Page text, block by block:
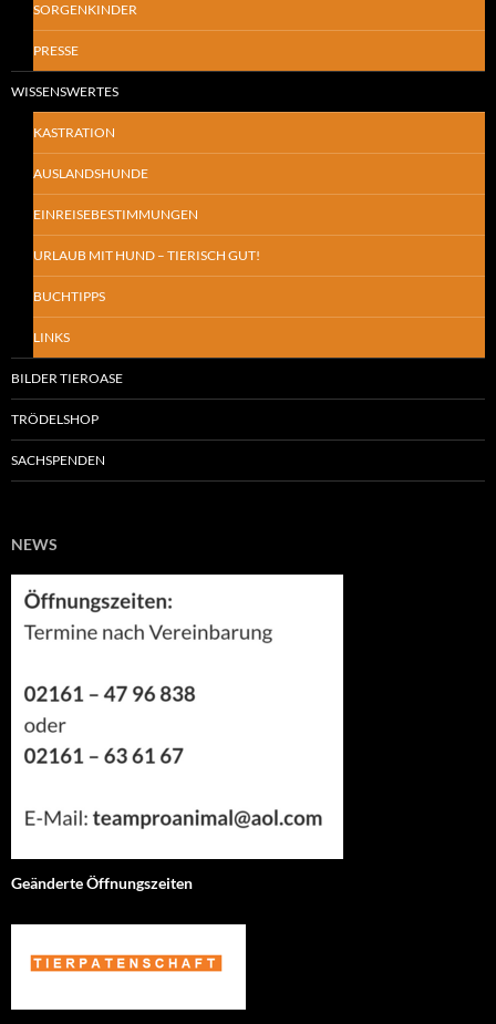
SORGENKINDER
PRESSE
WISSENSWERTES
KASTRATION
AUSLANDSHUNDE
EINREISEBESTIMMUNGEN
URLAUB MIT HUND – TIERISCH GUT!
BUCHTIPPS
LINKS
BILDER TIEROASE
TRÖDELSHOP
SACHSPENDEN
NEWS
Geänderte Öffnungszeiten